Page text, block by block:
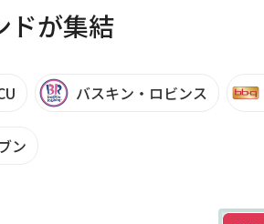
ドが集結
バスキン・ロビンス
ン